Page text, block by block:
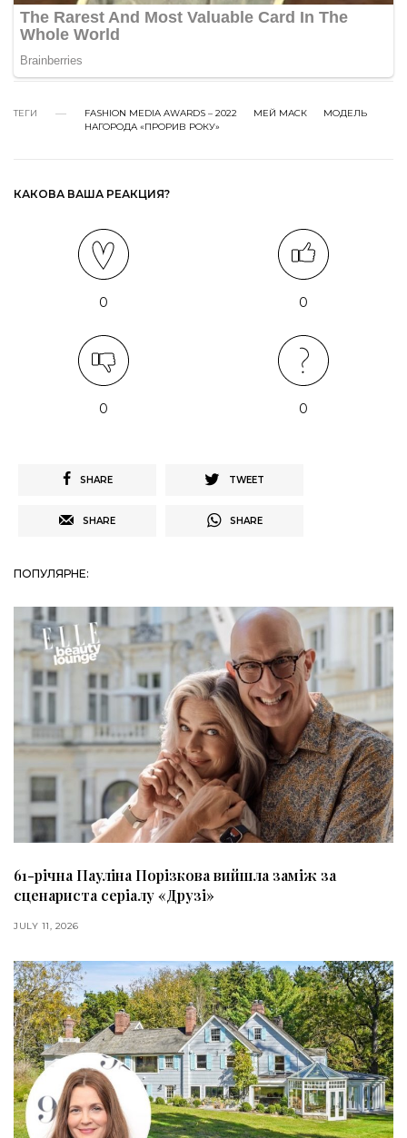
ТЕГИ FASHION MEDIA AWARDS – 2022 МЕЙ МАСК
МОДЕЛЬ
НАГОРОДА «ПРОРИВ РОКУ»
КАКОВА ВАША РЕАКЦИЯ?
0 0
0 0
SHARE TWEET
SHARE SHARE
ПОПУЛЯРНЕ:
61-річна Пауліна Порізкова вийшла заміж за
сценариста серіалу «Друзі»
JULY 11, 2026